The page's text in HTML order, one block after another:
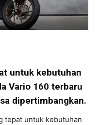
untuk kebutuhan
Vario 160 terbaru
dipertimbangkan.
tepat untuk kebutuhan